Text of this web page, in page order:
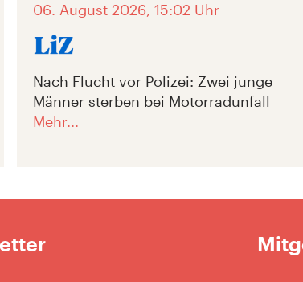
06. August 2026, 15:02 Uhr
Nach Flucht vor Polizei: Zwei junge
Männer sterben bei Motorradunfall
Mehr...